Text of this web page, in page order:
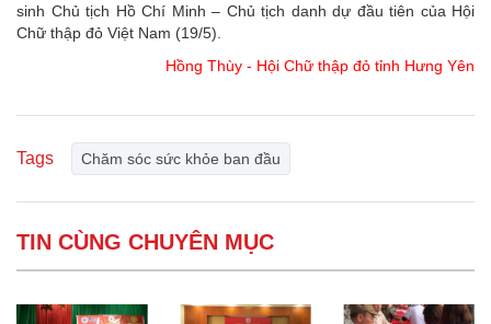
sinh Chủ tịch Hồ Chí Minh – Chủ tịch danh dự đầu tiên của Hội
Chữ thập đỏ Việt Nam (19/5).
Hồng Thùy - Hội Chữ thập đỏ tỉnh Hưng Yên
Tags Chăm sóc sức khỏe ban đầu
TIN CÙNG CHUYÊN MỤC